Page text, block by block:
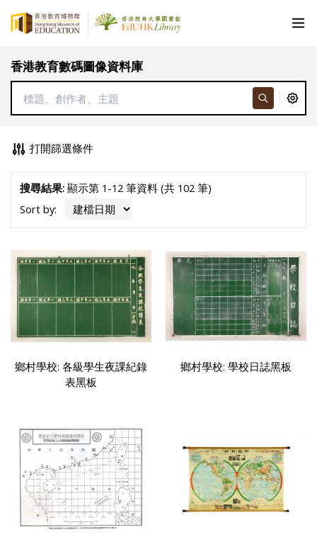
香港教育數碼圖像資料庫
打開篩選條件
搜尋結果:顯示第 1-12 筆資料 (共 102 筆)
Sort by:
鄉村學校: 各級學生夜課紀錄
表黑板
鄉村學校: 學校日誌黑板